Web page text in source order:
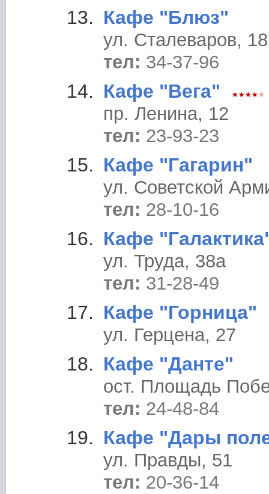
Кафе "Блюз"
ул. Сталеваров, 18
тел: 34-37-96
Кафе "Вега"
пр. Ленина, 12
тел: 23-93-23
Кафе "Гагарин"
ул. Советской
тел: 28-10-16
Кафе
ул. Труда, 38а
тел: 31-28-49
Кафе "Горница"
ул. Герцена, 27
Кафе "Данте"
ост. Площадь
тел: 24-48-84
Кафе "Дары
ул. Правды, 51
тел: 20-36-14